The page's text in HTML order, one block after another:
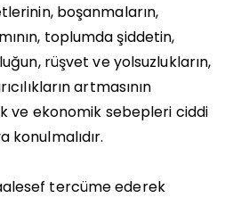
boşanmaların,
toplumda şiddetin,
rüşvet ve yolsuzlukların,
artmasının
ve ekonomik sebepleri ciddi
konulmalıdır.
tercüme ederek